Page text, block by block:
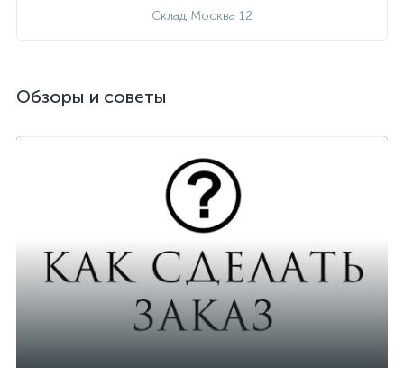
Склад Москва 12
Обзоры и советы